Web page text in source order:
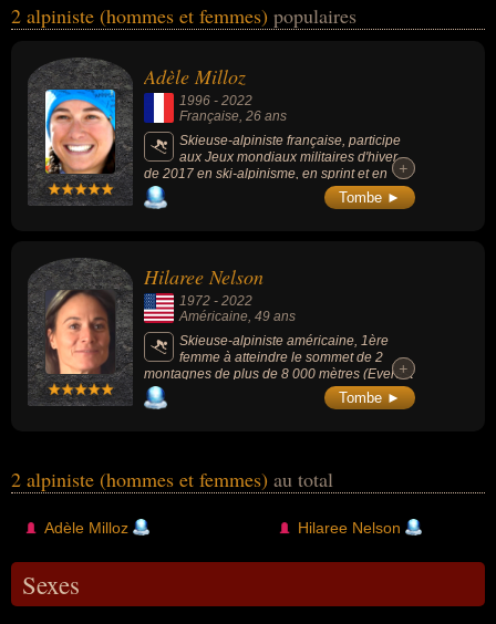
alpin, du sport, du sport de plein air ou des record. Ces célébrités
ce qui concerne leurs nationalités au moment de leurs morts, ils
peuvent avoir été francais ou américain par exemple.
2 alpiniste (hommes et femmes) populaires
Adèle Milloz
1996 - 2022
Française, 26 ans
Skieuse-alpiniste française, participe
aux Jeux mondiaux militaires d'hiver
de 2017 en ski-alpinisme, en sprint et en
individuel, remportant 2 médailles d'or.
+
+
Tombe ►
Hilaree Nelson
1972 - 2022
Américaine , 49 ans
Skieuse-alpiniste américaine, 1ère
femme à atteindre le sommet de 2
montagnes de plus de 8 000 mètres (Everest
et Lhotse) en 24 heures, le 25 mai 2012.
+
+
Tombe ►
2 alpiniste (hommes et femmes) au total
Adèle Milloz Hilaree Nelson
Sexes